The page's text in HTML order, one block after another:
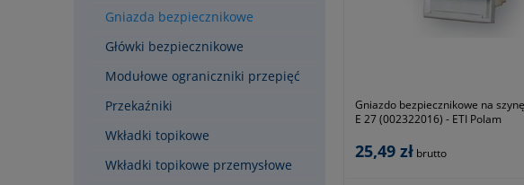
Gniazda bezpiecznikowe
Główki bezpiecznikowe
Modułowe ograniczniki przepięć
Przekaźniki
Wkładki topikowe
Wkładki topikowe przemysłowe
Gniazdo bezpiecznikowe na
E 27 (002322016) - ETI Polam
25,49 zł brutto